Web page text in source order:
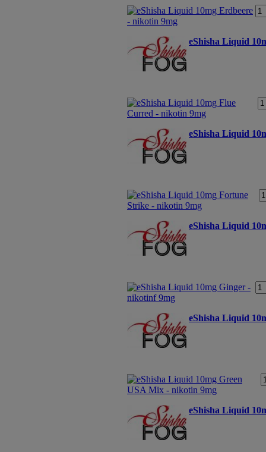
eShisha Liquid
eShisha Liquid
eShisha Liquid
eShisha Liquid
eShisha Liquid